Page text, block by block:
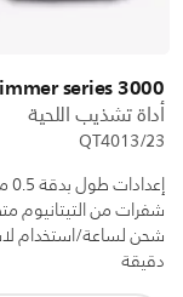
series 3000
أداة تشذيب اللحية
QT4013/23
إعدادات طول بدقة 0.5 مم
شفرات من التيتانيوم
دقيقة